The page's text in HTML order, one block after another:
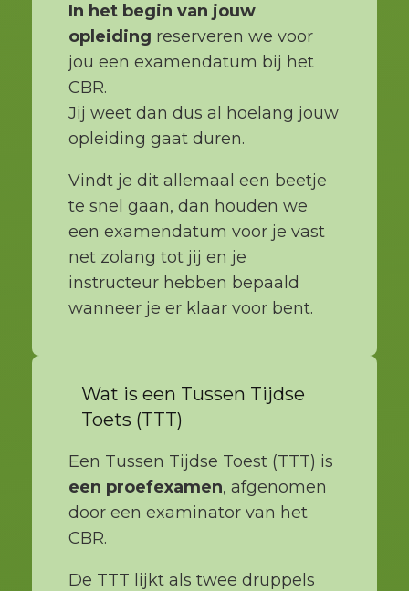
In het begin van jouw
opleiding reserveren we voor
jou een examendatum bij het
CBR.
Jij weet dan dus al hoelang jouw
opleiding gaat duren.
Vindt je dit allemaal een beetje
te snel gaan, dan houden we
een examendatum voor je vast
net zolang tot jij en je
instructeur hebben bepaald
wanneer je er klaar voor bent.
Wat is een Tussen Tijdse
Toets (TTT)
Een Tussen Tijdse Toest (TTT) is
een proefexamen, afgenomen
door een examinator van het
CBR.
De TTT lijkt als twee druppels